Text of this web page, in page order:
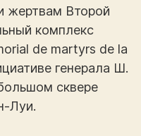
жертвам Второй
комплекс
de martyrs de la
генерала Ш.
сквере
Луи.